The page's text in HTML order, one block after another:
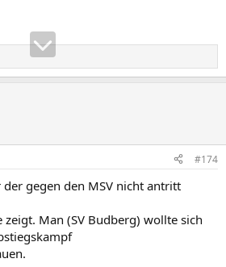
#174
gegen den MSV nicht antritt
zeigt. Man (SV Budberg) wollte sich